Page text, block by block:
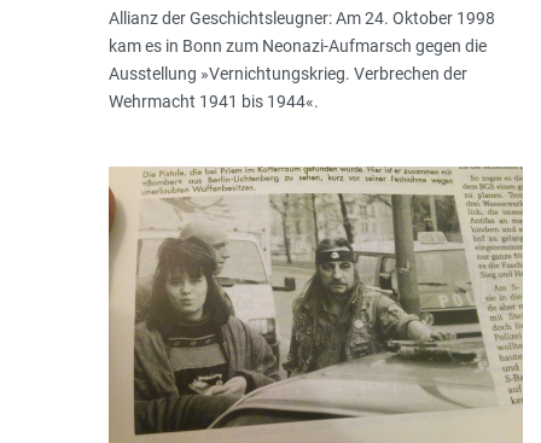
Allianz der Geschichtsleugner: Am 24. Oktober 1998
kam es in Bonn zum Neonazi-Aufmarsch gegen die
Ausstellung »Vernichtungskrieg. Verbrechen der
Wehrmacht 1941 bis 1944«.